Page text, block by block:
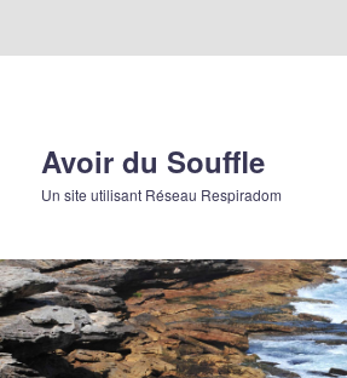
Avoir du Souffle
Un site utilisant Réseau Respiradom